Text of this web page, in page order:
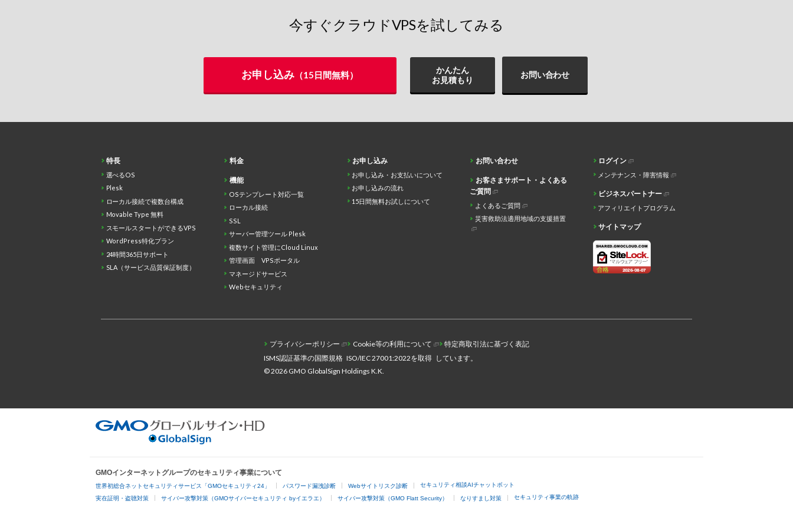
今すぐクラウドVPSを試してみる
お申し込み （15日間無料）
かんたん
お見積もり
お問い合わせ
特長
選べるOS
Plesk
ローカル接続で複数台構成
Movable Type 無料
スモールスタートができるVPS
WordPress特化プラン
24時間365日サポート
SLA（サービス品質保証制度）
料金
機能
OSテンプレート対応一覧
ローカル接続
SSL
サーバー管理ツール Plesk
複数サイト管理にCloud Linux
管理画面 VPSポータル
マネージドサービス
Webセキュリティ
お申し込み
お申し込み・お支払いについて
お申し込みの流れ
15日間無料お試しについて
お問い合わせ
お客さまサポート・よくある
ご質問
よくあるご質問
災害救助法適用地域の支援措置
ログイン
メンテナンス・障害情報
ビジネスパートナー
アフィリエイトプログラム
サイトマップ
プライバシーポリシー Cookie等の利用について
特定商取引法に基づく表記
ISMS認証基準の国際規格 ISO/IEC 27001:2022を取得しています。
© 2026 GMO GlobalSign Holdings K.K.
GMOインターネットグループのセキュリティ事業について
世界初総合ネットセキュリティサービス「GMOセキュリティ24」 パスワード漏洩診断 Webサイトリスク診断 セキュリティ相談AIチャットボット
実在証明・盗聴対策 サイバー攻撃対策（GMOサイバーセキュリティ byイエラエ） サイバー攻撃対策（GMO Flatt Security） なりすまし対策 セキュリティ事業の軌跡